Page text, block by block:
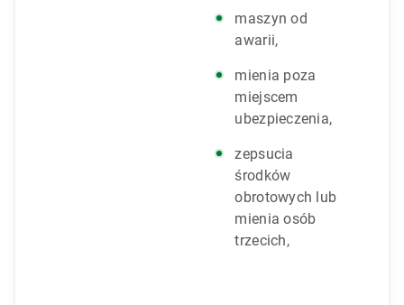
maszyn od
awarii,
mienia poza
miejscem
ubezpieczenia,
zepsucia
środków
obrotowych lub
mienia osób
trzecich,